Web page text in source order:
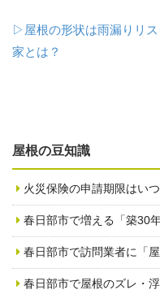
▷屋根の形状は雨漏りリ
家とは？
屋根の豆知識
火災保険の申請期限はい
春日部市で増える「築30
春日部市で訪問業者に「
春日部市で屋根のズレ・